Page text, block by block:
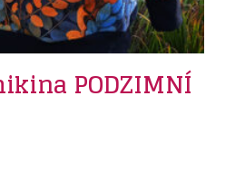
PODZIMNÍ